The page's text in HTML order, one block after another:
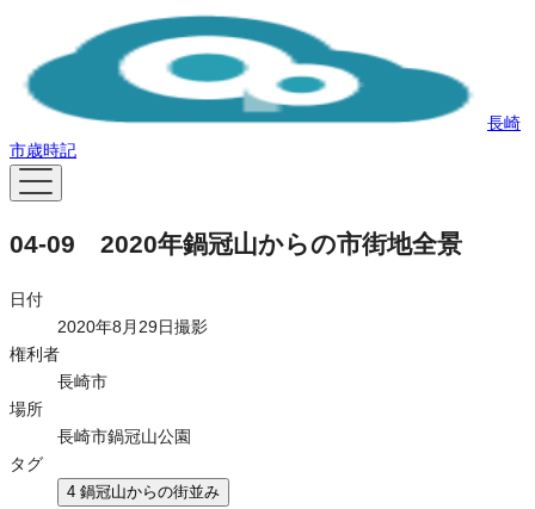
長崎
市歳時記
04-09 2020年鍋冠山からの市街地全景
日付
2020年8月29日撮影
権利者
長崎市
場所
長崎市鍋冠山公園
タグ
4 鍋冠山からの街並み